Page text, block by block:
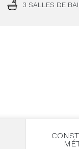
3 SALLES DE